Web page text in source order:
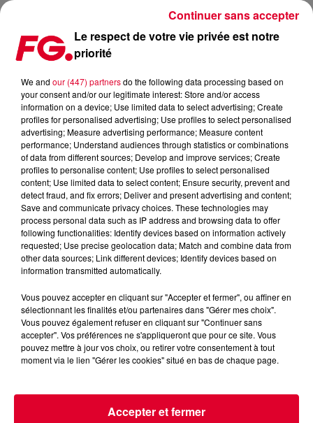
HAPPY HOUR FG AVEC ANTOINE BADUEL. L'INTERVIEW :
Le respect de votre vie privée est notre
priorité
We and our (447) partnersdo the following data processing based on
your consent and/or our legitimate interest: Store and/or access
information on a device; Use limited data to select advertising; Create
profiles for personalised advertising; Use profiles to select personalised
advertising; Measure advertising performance; Measure content
performance; Understand audiences through statistics or combinations
of data from different sources; Develop and improve services; Create
profiles to personalise content; Use profiles to select personalised
content; Use limited data to select content; Ensure security, prevent and
detect fraud, and fix errors; Deliver and present advertising and content;
Save and communicate privacy choices. These technologies may
process personal data such as IP address and browsing data to offer
following functionalities: Identify devices based on information actively
requested; Use precise geolocation data; Match and combine data from
other data sources; Link different devices; Identify devices based on
information transmitted automatically.
Vous pouvez accepter en cliquant sur "Accepter et fermer", ou affiner en
sélectionnant les finalités et/ou partenaires dans "Gérer mes choix".
Vous pouvez également refuser en cliquant sur "Continuer sans
accepter". Vos préférences ne s'appliqueront que pour ce site. Vous
pouvez mettre à jour vos choix, ou retirer votre consentement à tout
moment via le lien "Gérer les cookies" situé en bas de chaque page.
Accepter et fermer
Continuer sans accepter